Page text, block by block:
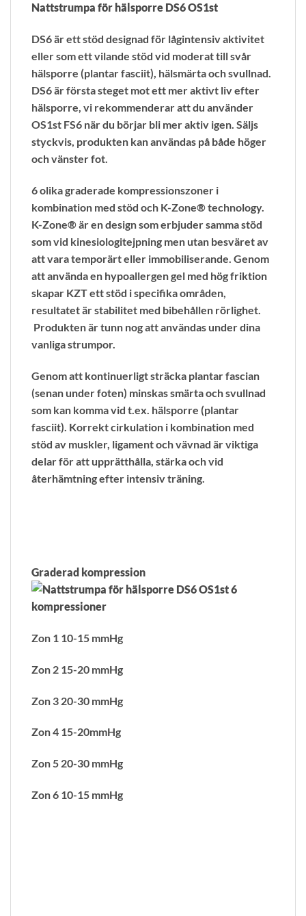
Nattstrumpa för hälsporre DS6 OS1st
DS6 är ett stöd designad för lågintensiv aktivitet
eller som ett vilande stöd vid moderat till svår
hälsporre (plantar fasciit), hälsmärta och svullnad.
DS6 är första steget mot ett mer aktivt liv efter
hälsporre, vi rekommenderar att du använder
OS1st FS6 när du börjar bli mer aktiv igen. Säljs
styckvis, produkten kan användas på både höger
och vänster fot.
6 olika graderade kompressionszoner i
kombination med stöd och K-Zone® technology.
K-Zone® är en design som erbjuder samma stöd
som vid kinesiologitejpning men utan besväret av
att vara temporärt eller immobiliserande. Genom
att använda en hypoallergen gel med hög friktion
skapar KZT ett stöd i specifika områden,
resultatet är stabilitet med bibehållen rörlighet.
Produkten är tunn nog att användas under dina
vanliga strumpor.
Genom att kontinuerligt sträcka plantar fascian
(senan under foten) minskas smärta och svullnad
som kan komma vid t.ex. hälsporre (plantar
fasciit). Korrekt cirkulation i kombination med
stöd av muskler, ligament och vävnad är viktiga
delar för att upprätthålla, stärka och vid
återhämtning efter intensiv träning.
Graderad kompression
Zon 1 10-15 mmHg
Zon 2 15-20 mmHg
Zon 3 20-30 mmHg
Zon 4 15-20mmHg
Zon 5 20-30 mmHg
Zon 6 10-15 mmHg